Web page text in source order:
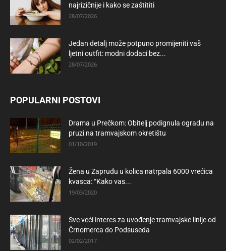
najrizičnije i kako se zaštititi
28/07/2026
Jedan detalj može potpuno promijeniti vaš
ljetni outfit: modni dodaci bez...
28/07/2026
POPULARNI POSTOVI
Drama u Prečkom: Obitelj podignula ogradu na
pruzi na tramvajskom okretištu
01/10/2019
Žena u Zapruđu u kolica natrpala 6000 vrećica
kvasca: “Kako vas...
19/03/2020
Sve veći interes za uvođenje tramvajske linije od
Črnomerca do Podsuseda
02/02/2017